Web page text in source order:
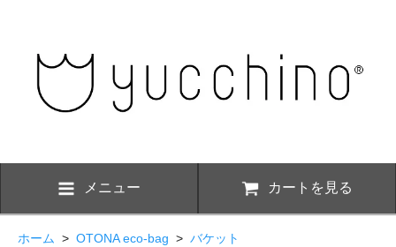
メニュー カートを見る
ホーム > OTONA eco-bag > バケット